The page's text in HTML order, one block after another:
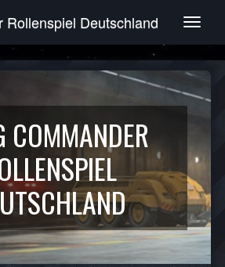
T
g
e
v
g
a
t
i
o
n
Rollenspiel Deutschland
COMMANDER